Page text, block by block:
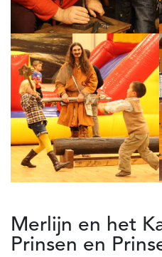
Merlijn en het
Prinsen en